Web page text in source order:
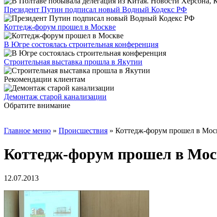
Президент Путин подписал новый Водный Кодекс РФ
Коттедж-форум прошел в Москве
В Югре состоялась строительная конференция
Строительная выставка прошла в Якутии
Рекомендации клиентам
Демонтаж старой канализации
Обратите внимание
Главное меню » Происшествия » Коттедж-форум прошел в
Коттедж-форум прошел в
12.07.2013